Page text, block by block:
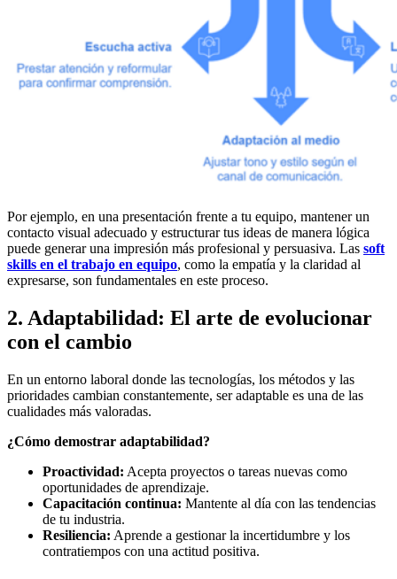
Por ejemplo, en una presentación frente a tu equipo, mantener un
contacto visual adecuado y estructurar tus ideas de manera lógica
puede generar una impresión más profesional y persuasiva. Las soft
skills en el trabajo en equipo, como la empatía y la claridad al
expresarse, son fundamentales en este proceso.
2. Adaptabilidad: El arte de evolucionar
con el cambio
En un entorno laboral donde las tecnologías, los métodos y las
prioridades cambian constantemente, ser adaptable es una de las
cualidades más valoradas.
¿Cómo demostrar adaptabilidad?
Proactividad: Acepta proyectos o tareas nuevas como
oportunidades de aprendizaje.
Capacitación continua: Mantente al día con las tendencias
de tu industria.
Resiliencia: Aprende a gestionar la incertidumbre y los
contratiempos con una actitud positiva.